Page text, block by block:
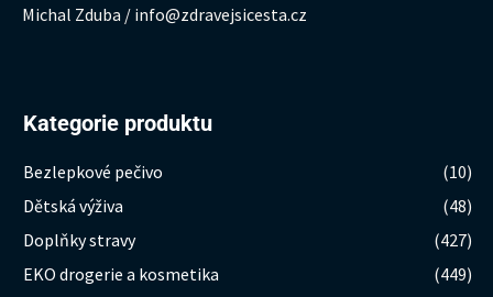
Michal Zduba / info@zdravejsicesta.cz
Kategorie produktu
Bezlepkové pečivo
(10)
Dětská výživa
(48)
Doplňky stravy
(427)
EKO drogerie a kosmetika
(449)